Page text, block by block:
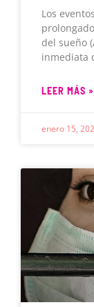
Los
del sueño
inmediata
LEER MÁS »
enero 15,